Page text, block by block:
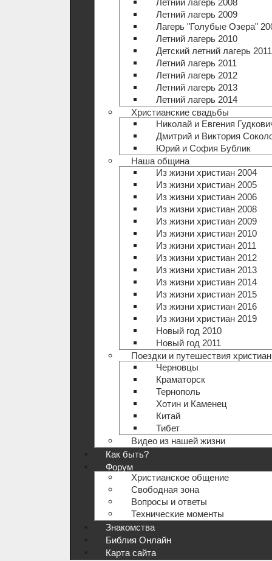
Летний лагерь 2008
Летний лагерь 2009
Лагерь "Голубые Озера"
Летний лагерь 2010
Детский летний лагерь 2011
Летний лагерь 2011
Летний лагерь 2012
Летний лагерь 2013
Летний лагерь 2014
Христианские свадьбы
Николай и Евгения
Дмитрий и Виктория
Юрий и София Бублик
Наша община
Из жизни христиан 2004
Из жизни христиан 2005
Из жизни христиан 2006
Из жизни христиан 2008
Из жизни христиан 2009
Из жизни христиан 2010
Из жизни христиан 2011
Из жизни христиан 2012
Из жизни христиан 2013
Из жизни христиан 2014
Из жизни христиан 2015
Из жизни христиан 2016
Из жизни христиан 2019
Новый год 2010
Новый год 2011
Поездки и путешествия христиан
Черновцы
Краматорск
Тернополь
Хотин и Каменец
Китай
Тибет
Видео из нашей жизни
Как быть?
Форум
Христианское общение
Свободная зона
Вопросы и ответы
Технические моменты
Знакомства
Библия Онлайн
Карта сайта